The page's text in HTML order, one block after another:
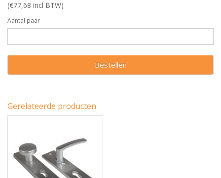
(€77,68 incl BTW)
Aantal paar
Bestellen
Gerelateerde producten